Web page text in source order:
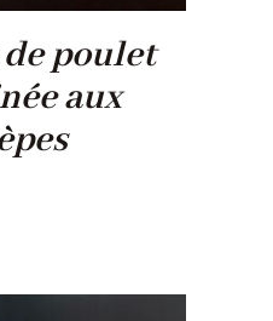
de poulet
aux